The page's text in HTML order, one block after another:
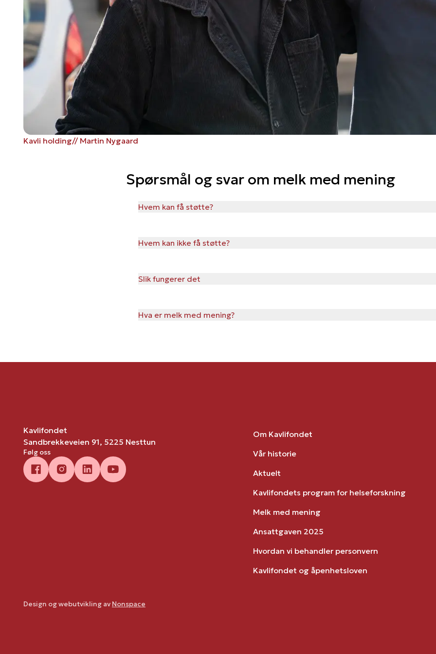
Kavli holding// Martin Nygaard
Spørsmål og svar om melk med mening
Hvem kan få støtte?
Hvem kan ikke få støtte?
Slik fungerer det
Hva er melk med mening?
Kavlifondet
Sandbrekkeveien 91, 5225 Nesttun
Følg oss
Om Kavlifondet
Vår historie
Aktuelt
Kavlifondets program for helseforskning
Melk med mening
Ansattgaven 2025
Hvordan vi behandler personvern
Kavlifondet og åpenhetsloven
Design og webutvikling av Nonspace